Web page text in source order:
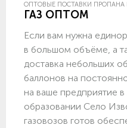
ОПТОВЫЕ ПОСТАВКИ ПРОПАНА
ГАЗ ОПТОМ
Если вам нужна
в большом объёме, а
доставка небольших
баллонов на
на ваше предприятие
образовании Село
газовозов готов